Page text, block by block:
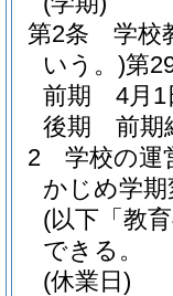
第2条
学校
いう。)第
前期 4月1
後期 前期
2
学校の運
かじめ学
(以下「教
できる。
(休業日)